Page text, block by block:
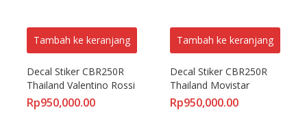
Tambah ke keranjang
Decal Stiker CBR250R
Thailand Valentino Rossi
Rp950,000.00
Tambah ke keranjang
Decal Stiker CBR250R
Thailand Movistar
Rp950,000.00